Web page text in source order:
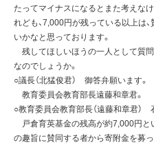
たってマイナスになるとまた考えな
れども、7,000円が残っている以上は
いかなと思っております。
残してほしいほうの一人として質
なのでしょうか。
○議長（北猛俊君） 御答弁願います。
教育委員会教育部長遠藤和章君。
○教育委員会教育部長（遠藤和章君）
戸倉育英基金の残高が約7,000円と
の趣旨に賛同する者から寄附金を募